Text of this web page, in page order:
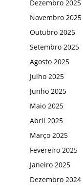
Dezembro 2025
Novembro 2025
Outubro 2025
Setembro 2025
Agosto 2025
Julho 2025
Junho 2025
Maio 2025
Abril 2025
Março 2025
Fevereiro 2025
Janeiro 2025
Dezembro 2024